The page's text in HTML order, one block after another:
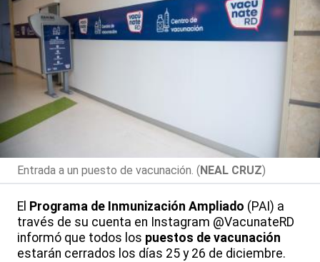
Entrada a un puesto de vacunación. (NEAL CRUZ)
El Programa de Inmunización Ampliado (PAI) a
través de su cuenta en Instagram @VacunateRD
informó que todos los puestos de vacunación
estarán cerrados los días 25 y 26 de diciembre.